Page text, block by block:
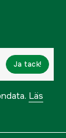
Ja tack!
Läs